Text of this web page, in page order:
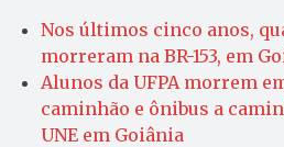
Nos últimos cinco anos,
morreram na BR-153, em
Alunos da UFPA morrem
caminhão e ônibus a
UNE em Goiânia